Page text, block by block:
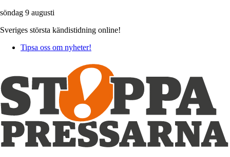
söndag 9 augusti
Sveriges största kändistidning online!
Tipsa oss om nyheter!